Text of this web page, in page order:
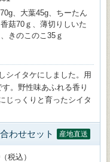
、大葉45g、ちーたん
菇70ｇ、薄切りしいた
きのこのこ35ｇ
シイタケにしました。用
。野性味あふれる香り
じっくりと育ったシイタ
わせセット 産地直送
税込）